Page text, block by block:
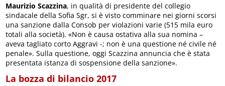
Maurizio Scazzina, in qualità di presidente del collegio
sindacale della Sofia Sgr, si è visto comminare nei giorni scorsi
una sanzione dalla Consob per violazioni varie (515 mila euro
totali alla società). «Non è causa ostativa alla sua nomina –
aveva tagliato corto Aggravi -; non è una questione né civile né
penale». Sulla questione, oggi Scazzina annuncia che è stata
presentata istanza di sospensione della sanzione».
La bozza di bilancio 2017